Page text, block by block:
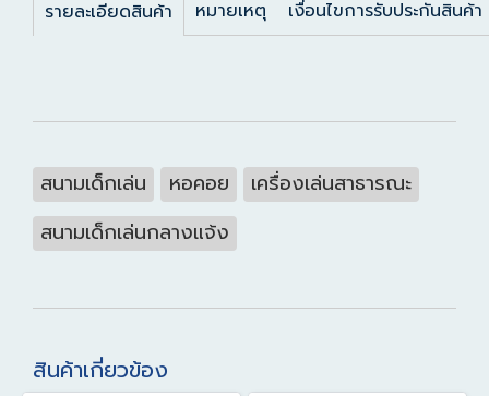
รายละเอียดสินค้า หมายเหตุ เงื่อนไขการรับประกันสินค้า
สนามเด็กเล่น หอคอย
เครื่องเล่นสาธารณะ
สนามเด็กเล่นกลางแจ้ง
สินค้าเกี่ยวข้อง